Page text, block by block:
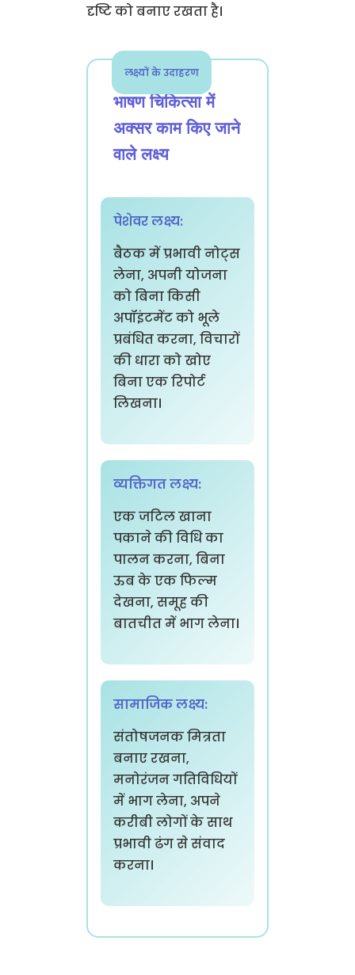
दृष्टि को बनाए रखता है।
लक्ष्यों के उदाहरण
भाषण चिकित्सा में
अक्सर काम किए जाने
वाले लक्ष्य
पेशेवर लक्ष्य:
बैठक में प्रभावी नोट्स
लेना, अपनी योजना
को बिना किसी
अपॉइंटमेंट को भूले
प्रबंधित करना, विचारों
की धारा को खोए
बिना एक रिपोर्ट
लिखना।
व्यक्तिगत लक्ष्य:
एक जटिल खाना
पकाने की विधि का
पालन करना, बिना
ऊब के एक फिल्म
देखना, समूह की
बातचीत में भाग लेना।
सामाजिक लक्ष्य:
संतोषजनक मित्रता
बनाए रखना,
मनोरंजन गतिविधियों
में भाग लेना, अपने
करीबी लोगों के साथ
प्रभावी ढंग से संवाद
करना।